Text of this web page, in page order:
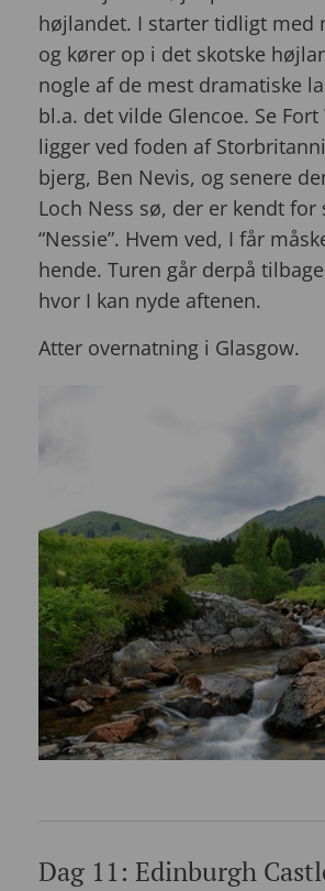
højlandet. I starter tidligt med
og kører op i det skotske
nogle af de mest dramatiske
bl.a. det vilde Glencoe. Se
ligger ved foden af
bjerg, Ben Nevis, og senere
Loch Ness sø, der er kendt for
“Nessie”. Hvem ved, I får
hende. Turen går derpå
hvor I kan nyde aftenen.
Atter overnatning i Glasgow.
Dag 11: Edinburgh